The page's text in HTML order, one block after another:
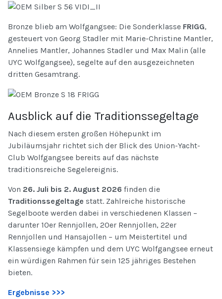
Bronze blieb am Wolfgangsee: Die Sonderklasse FRIGG,
gesteuert von Georg Stadler mit Marie-Christine Mantler,
Annelies Mantler, Johannes Stadler und Max Malin (alle
UYC Wolfgangsee), segelte auf den ausgezeichneten
dritten Gesamtrang.
Ausblick auf die Traditionssegeltage
Nach diesem ersten großen Höhepunkt im
Jubiläumsjahr richtet sich der Blick des Union-Yacht-
Club Wolfgangsee bereits auf das nächste
traditionsreiche Segelereignis.
Von 26. Juli bis 2. August 2026 finden die
Traditionssegeltage statt. Zahlreiche historische
Segelboote werden dabei in verschiedenen Klassen –
darunter 10er Rennjollen, 20er Rennjollen, 22er
Rennjollen und Hansajollen – um Meistertitel und
Klassensiege kämpfen und dem UYC Wolfgangsee erneut
ein würdigen Rahmen für sein 125 jähriges Bestehen
bieten.
Ergebnisse >>>